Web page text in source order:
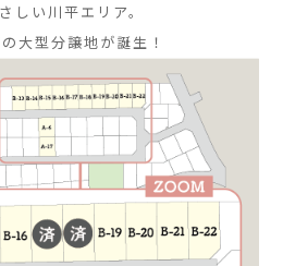
しい川平エリア。
大型分譲地が誕生！